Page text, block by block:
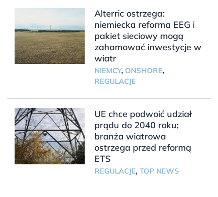
Alterric ostrzega:
niemiecka reforma EEG i
pakiet sieciowy mogą
zahamować inwestycje w
wiatr
NIEMCY, ONSHORE,
REGULACJE
UE chce podwoić udział
prądu do 2040 roku;
branża wiatrowa
ostrzega przed reformą
ETS
REGULACJE, TOP NEWS